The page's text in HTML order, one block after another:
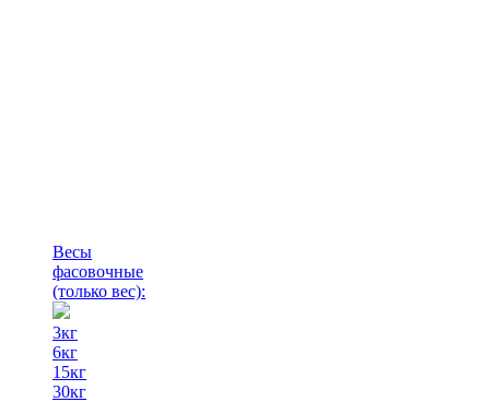
Весы
фасовочные
(только вес):
3кг
6кг
15кг
30кг